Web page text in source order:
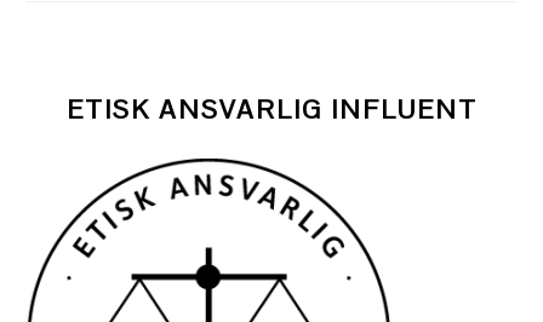
ETISK ANSVARLIG INFLUENT